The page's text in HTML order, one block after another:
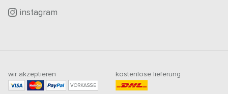
instagram
wir akzeptieren
VORKASSE
kostenlose lieferung